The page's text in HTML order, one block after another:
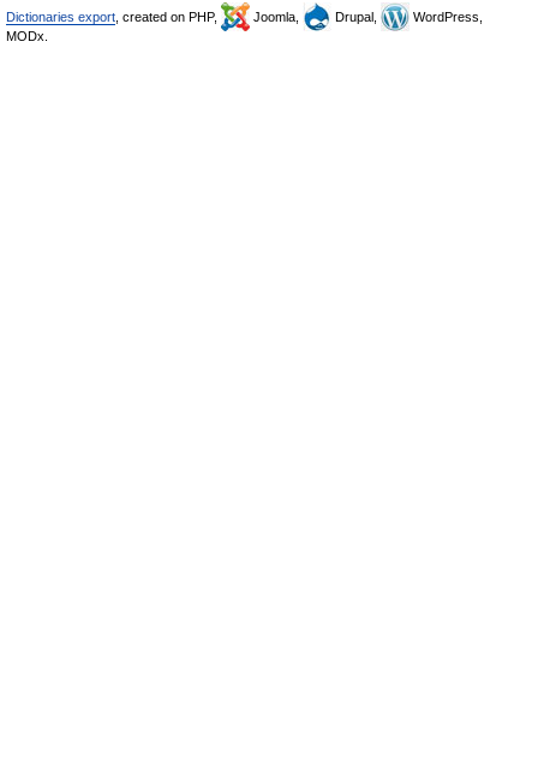
Dictionaries export , created on PHP, Joomla, Drupal,
WordPress,
MODx.